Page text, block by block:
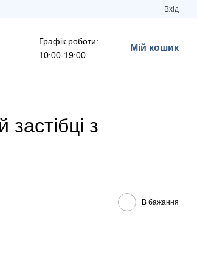
Вхід
Графік роботи:
10:00-19:00
Мій кошик
з
В бажання